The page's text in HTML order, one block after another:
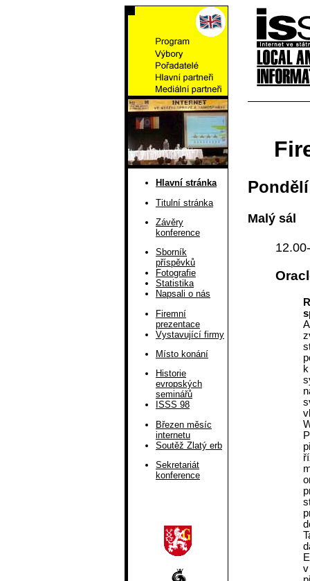
Hlavní stránka
Titulní stránka
Závěry
konference
Sborník
příspěvků
Fotografie
Statistika
Napsali o nás
Firemní
prezentace
Vystavující firmy
Místo konání
Historie
evropských
seminářů
ISSS 98
Březen měsíc
internetu
Soutěž Zlatý erb
Sekretariát
konference
Malý sál
v